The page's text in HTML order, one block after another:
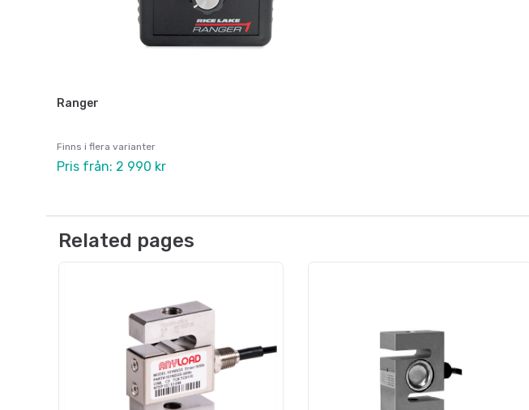
Ranger
Finns i flera varianter
Pris från: 2 990 kr
Related pages